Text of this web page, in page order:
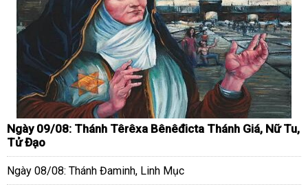
Ngày 09/08: Thánh Têrêxa Bênêđicta Thánh Giá, Nữ Tu,
Tử Đạo
Ngày 08/08: Thánh Đaminh, Linh Mục